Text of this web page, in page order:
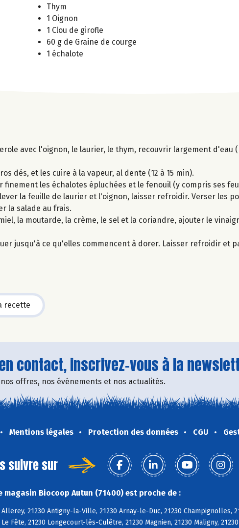
Thym
1 Oignon
1 Clou de girofle
60 g de Graine de courge
1 échalote
avec l'oignon, le laurier, le thym, recouvrir largement d'eau
dés, et les cuire à la vapeur, al dente (12 à 15 min).
finement les échalotes épluchées et le fenouil (y compris ses
la feuille de laurier et l'oignon, laisser refroidir. Verser les
la salade au frais.
la moutarde, la crème, le sel et la coriandre, ajouter le
jusqu'à ce qu'elles commencent à dorer. Laisser refroidir et
recette
contact, inscrivez-vous à la
offres, nos événements et nos actualités.
Mentions légales Protection des données CGU
suivre sur
magasin Biocoop Autun (71400) est proche de :
Allerey, 21230 Antigny-la-Ville, 21230 Arnay-le-Duc, 21230 Champignolles,
Le Fête, 21230 Longecourt-lès-Culêtre, 21230 Magnien, 21230 Maligny,